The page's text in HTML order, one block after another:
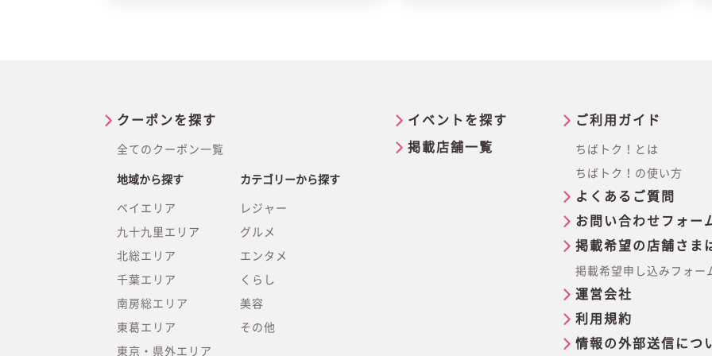
クーポンを探す
全てのクーポン一覧
地域から探す
ベイエリア
九十九里エリア
北総エリア
千葉エリア
南房総エリア
東葛エリア
東京・県外エリア
カテゴリーから探す
レジャー
グルメ
エンタメ
くらし
美容
その他
イベントを探す
掲載店舗一覧
ご利用ガイド
ちばトク！とは
ちばトク！の使い方
よくあるご質問
お問い合わせフォー
掲載希望の店舗さま
掲載希望申し込みフォー
運営会社
利用規約
情報の外部送信につ